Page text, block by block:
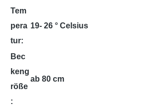
Tem
pera
tur:
19- 26 ° Celsius
Bec
keng
röße
:
ab 80 cm